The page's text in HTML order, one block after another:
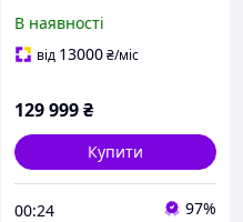
В наявності
від 13000₴/міс
129 999₴
Купити
00:24 97%